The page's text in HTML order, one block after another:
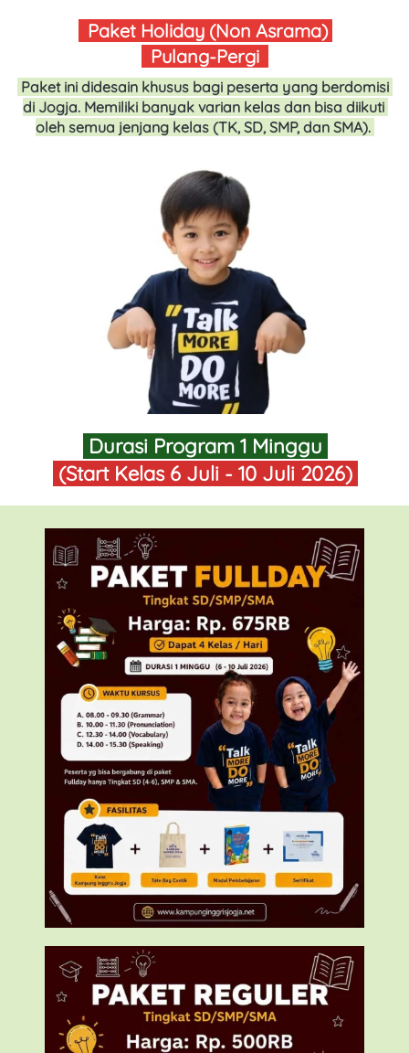
Paket Holiday (Non Asrama)
  Pulang-Pergi
Paket ini didesain khusus bagi peserta yang berdomisi
di Jogja. Memiliki banyak varian kelas dan bisa diikuti
oleh semua jenjang kelas (TK, SD, SMP, dan SMA).
Durasi Program 1 Minggu
(Start Kelas 6 Juli - 10 Juli 2026)